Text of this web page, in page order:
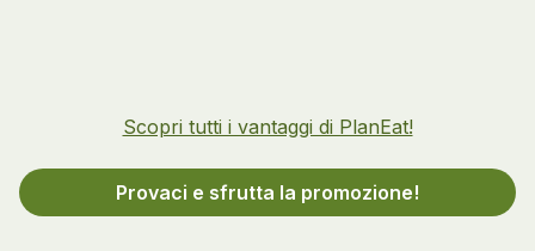
Scopri tutti i vantaggi di PlanEat!
Provaci e sfrutta la promozione!